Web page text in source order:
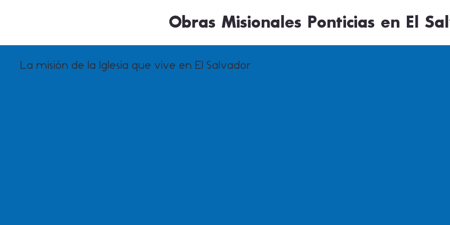
Obras Misionales Ponticias en El
La misión de la Iglesia que vive en El Salvador